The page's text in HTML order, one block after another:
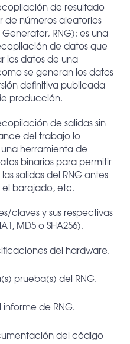
de resultado
de números aleatorios
RNG): es una
de datos que
los datos de una
se generan los datos
definitiva publicada
producción.
de salidas sin
del trabajo lo
herramienta de
binarios para permitir
salidas del RNG antes
barajado, etc.
claves y sus respectivas
MD5 o SHA256).
del hardware.
prueba(s) del RNG.
informe de RNG.
del código